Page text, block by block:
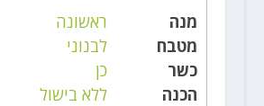
מנה
ראשונה
מטבח
לבנוני
כשר
כן
הכנה
ללא בישול